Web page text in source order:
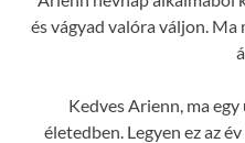
és vágyad valóra váljon.
Kedves Arienn, ma
életedben. Legyen ez az